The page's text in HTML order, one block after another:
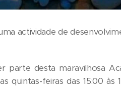
actividade de
parte desta maravilhosa
quintas-feiras das 15:00 às